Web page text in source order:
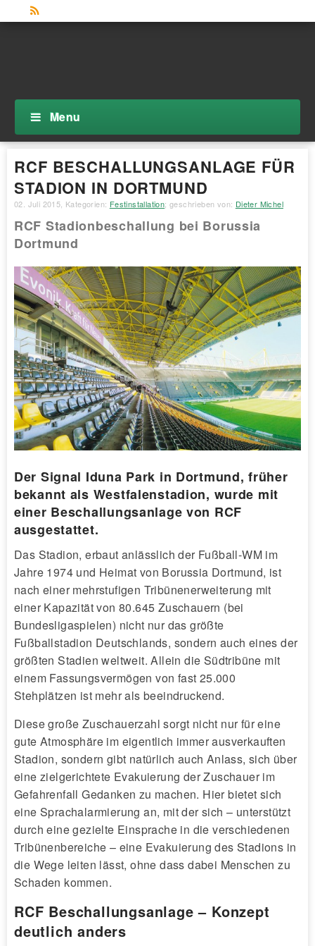
Menu
RCF BESCHALLUNGSANLAGE FÜR
STADION IN DORTMUND
02. Juli 2015 , Kategorien: Festinstallation; geschrieben von: Dieter Michel
RCF Stadionbeschallung bei Borussia
Dortmund
Der Signal Iduna Park in Dortmund, früher
bekannt als Westfalenstadion, wurde mit
einer Beschallungsanlage von RCF
ausgestattet.
Das Stadion, erbaut anlässlich der Fußball-WM im
Jahre 1974 und Heimat von Borussia Dortmund, ist
nach einer mehrstufigen Tribünenerweiterung mit
einer Kapazität von 80.645 Zuschauern (bei
Bundesligaspielen) nicht nur das größte
Fußballstadion Deutschlands, sondern auch eines der
größten Stadien weltweit. Allein die Südtribüne mit
einem Fassungsvermögen von fast 25.000
Stehplätzen ist mehr als beeindruckend.
Diese große Zuschauerzahl sorgt nicht nur für eine
gute Atmosphäre im eigentlich immer ausverkauften
Stadion, sondern gibt natürlich auch Anlass, sich über
eine zielgerichtete Evakuierung der Zuschauer im
Gefahrenfall Gedanken zu machen. Hier bietet sich
eine Sprachalarmierung an, mit der sich – unterstützt
durch eine gezielte Einsprache in die verschiedenen
Tribünenbereiche – eine Evakuierung des Stadions in
die Wege leiten lässt, ohne dass dabei Menschen zu
Schaden kommen.
RCF Beschallungsanlage – Konzept
deutlich anders